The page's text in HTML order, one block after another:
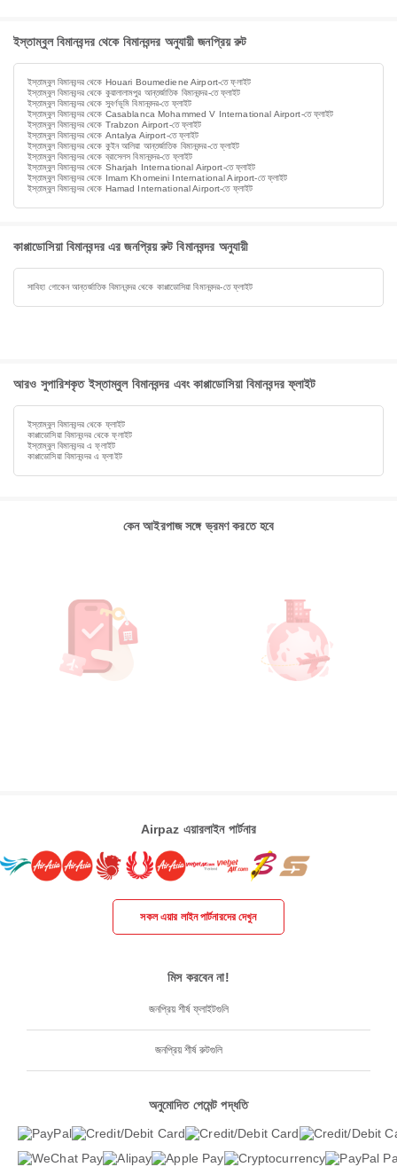
ইস্তাম্বুল বিমানবন্দর থেকে বিমানবন্দর অনুযায়ী জনপ্রিয় রুট
ইস্তাম্বুল বিমানবন্দর থেকে Houari Boumediene Airport-তে ফ্লাইট
ইস্তাম্বুল বিমানবন্দর থেকে কুয়ালালামপুর আন্তর্জাতিক বিমানবন্দর-তে ফ্লাইট
ইস্তাম্বুল বিমানবন্দর থেকে সুবর্ণভূমি বিমানবন্দর-তে ফ্লাইট
ইস্তাম্বুল বিমানবন্দর থেকে Casablanca Mohammed V International Airport-তে ফ্লাইট
ইস্তাম্বুল বিমানবন্দর থেকে Trabzon Airport-তে ফ্লাইট
ইস্তাম্বুল বিমানবন্দর থেকে Antalya Airport-তে ফ্লাইট
ইস্তাম্বুল বিমানবন্দর থেকে কুইন আলিয়া আন্তর্জাতিক বিমানবন্দর-তে ফ্লাইট
ইস্তাম্বুল বিমানবন্দর থেকে ব্রাসেলস বিমানবন্দর-তে ফ্লাইট
ইস্তাম্বুল বিমানবন্দর থেকে Sharjah International Airport-তে ফ্লাইট
ইস্তাম্বুল বিমানবন্দর থেকে Imam Khomeini International Airport-তে ফ্লাইট
ইস্তাম্বুল বিমানবন্দর থেকে Hamad International Airport-তে ফ্লাইট
কাপ্পাডোসিয়া বিমানবন্দর এর জনপ্রিয় রুট বিমানবন্দর অনুযায়ী
সাবিহা গোকেন আন্তর্জাতিক বিমানবন্দর থেকে কাপ্পাডোসিয়া বিমানবন্দর-তে ফ্লাইট
আরও সুপারিশকৃত ইস্তাম্বুল বিমানবন্দর এবং কাপ্পাডোসিয়া বিমানবন্দর ফ্লাইট
ইস্তাম্বুল বিমানবন্দর থেকে ফ্লাইট
কাপ্পাডোসিয়া বিমানবন্দর থেকে ফ্লাইট
ইস্তাম্বুল বিমানবন্দর এ ফ্লাইট
কাপ্পাডোসিয়া বিমানবন্দর এ ফ্লাইট
কেন আইরপাজ সঙ্গে ভ্রমণ করতে হবে
Airpaz এয়ারলাইন পার্টনার
সকল এয়ার লাইন পার্টনারদের দেখুন
মিস করবেন না!
জনপ্রিয় শীর্ষ ফ্লাইটগুলি
জনপ্রিয় শীর্ষ রুটগুলি
অনুমোদিত পেমেন্ট পদ্ধতি